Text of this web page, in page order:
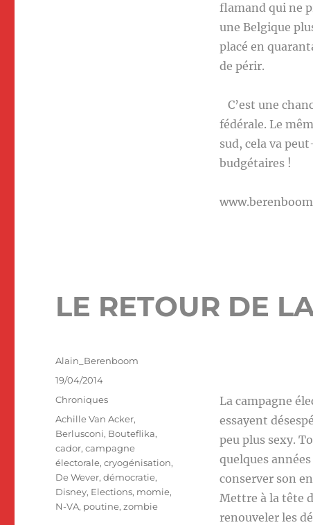
flamand qui ne
une Belgique
placé en
de périr.
C’est une
fédérale. Le
sud, cela va
budgétaires !
LE RETOUR DE
La campagne
essayent
peu plus sexy.
quelques
conserver son
Mettre à la tête
renouveler les
Auteur
Alain_Berenboom
Publié
le
19/04/2014
Catégories
Chroniques
Étiquettes
Achille Van Acker,
Berlusconi, Bouteflika,
cador,campagne
électorale,cryogénisation,
De Wever,démocratie,
Disney, Elections, momie,
N-VA, poutine,zombie